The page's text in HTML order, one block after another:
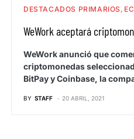
DESTACADOS PRIMARIOS
WeWork aceptará
WeWork anunció que
criptomonedas
BitPay y Coinbase, la
BY STAFF 20 ABRIL, 2021